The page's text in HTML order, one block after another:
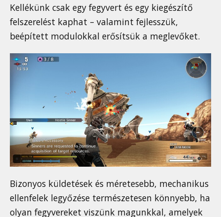
Kellékünk csak egy fegyvert és egy kiegészítő
felszerelést kaphat – valamint fejlesszük,
beépített modulokkal erősítsük a meglevőket.
Bizonyos küldetések és méretesebb, mechanikus
ellenfelek legyőzése természetesen könnyebb, ha
olyan fegyvereket viszünk magunkkal, amelyek